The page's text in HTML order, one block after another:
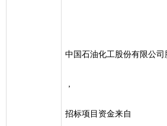
中国石油化工股份有限公司
，
招标项目资金来自